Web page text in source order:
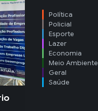
Política
Policial
Esporte
Lazer
Economia
Meio Ambiente
Geral
Saúde